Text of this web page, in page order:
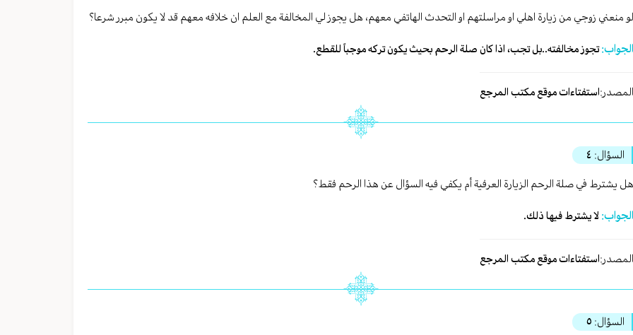
لو منعني زوجي من زيارة اهلي او مراسلتهم او التحدث الهاتفي معهم، هل يجوز لي المخالفة مع العلم ان خلافه معهم قد لا يكون مبرر شرعا؟
الجواب:تجوز مخالفته..بل تجب، اذا كان صلة الرحم بحيث يكون تركه موجباً للقطع.
المصدر:استفتاءات موقع مكتب المرجع
السؤال: ٤
هل يشترط في صلة الرحم الزيارة العرفية أم يكفي فيه السؤال عن هذا الرحم فقط؟
الجواب: لا يشترط فيها ذلك.
المصدر:استفتاءات موقع مكتب المرجع
السؤال: ٥